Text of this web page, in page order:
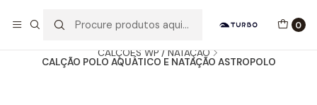
0
CALÇÕES WP / NATAÇÃO
CALÇÃO POLO AQUÁTICO E NATAÇÃO ASTROPOLO